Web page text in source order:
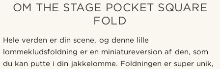
OM THE STAGE POCKET SQUARE
FOLD
Hele verden er din scene, og denne lille
lommekludsfoldning er en miniatureversion af den, som
du kan putte i din jakkelomme. Foldningen er super unik,